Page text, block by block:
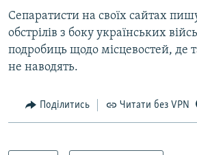
Сепаратисти на своїх сайтах
обстрілів з боку українських
подробиць щодо місцевостей, де
не наводять.
Поділитись Читати без VPN